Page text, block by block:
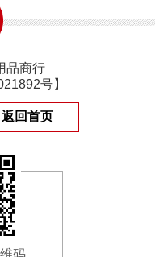
品商行
号】
返回首页
码